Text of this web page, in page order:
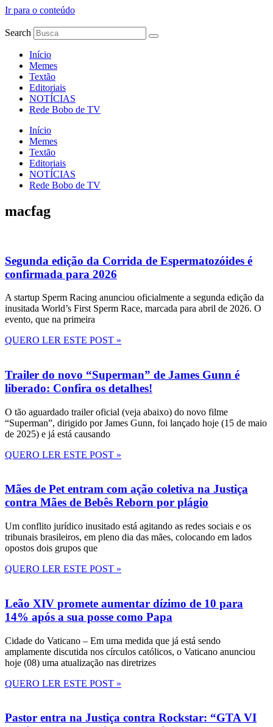
Ir para o conteúdo
Search
Início
Memes
Textão
Editoriais
NOTÍCIAS
Rede Bobo de TV
Início
Memes
Textão
Editoriais
NOTÍCIAS
Rede Bobo de TV
macfag
Segunda edição da Corrida de Espermatozóides é
confirmada para 2026
A startup Sperm Racing anunciou oficialmente a segunda edição da
inusitada World’s First Sperm Race, marcada para abril de 2026. O
evento, que na primeira
QUERO LER ESTE POST »
Trailer do novo “Superman” de James Gunn é
liberado: Confira os detalhes!
O tão aguardado trailer oficial (veja abaixo) do novo filme
“Superman”, dirigido por James Gunn, foi lançado hoje (15 de maio
de 2025) e já está causando
QUERO LER ESTE POST »
Mães de Pet entram com ação coletiva na Justiça
contra Mães de Bebês Reborn por plágio
Um conflito jurídico inusitado está agitando as redes sociais e os
tribunais brasileiros, em pleno dia das mães, colocando em lados
opostos dois grupos que
QUERO LER ESTE POST »
Leão XIV promete aumentar dízimo de 10 para
14% após a sua posse como Papa
Cidade do Vaticano – Em uma medida que já está sendo
amplamente discutida nos círculos católicos, o Vaticano anunciou
hoje (08) uma atualização nas diretrizes
QUERO LER ESTE POST »
Pastor entra na Justiça contra Rockstar: “GTA VI